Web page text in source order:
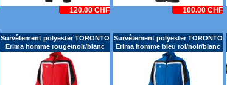
120.00 CHF 100.00 CHF
Survêtement polyester TORONTO
Erima homme rouge/noir/blanc
Survêtement polyester TORONTO
Erima homme bleu roi/noir/blanc